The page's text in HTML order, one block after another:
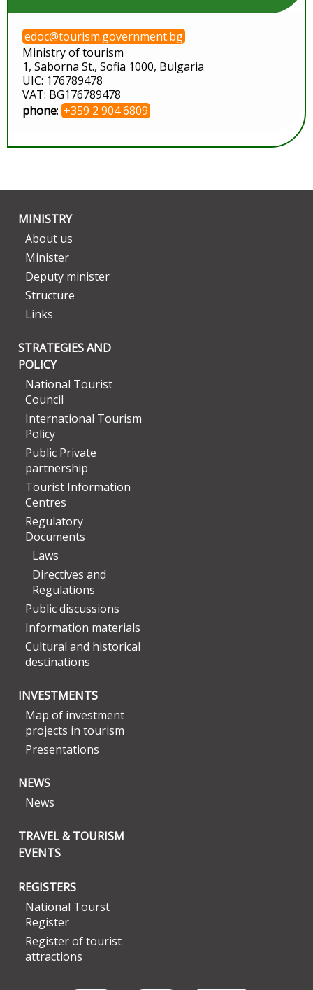
edoc@tourism.government.bg
Ministry of tourism
1, Saborna St., Sofia 1000, Bulgaria
UIC: 176789478
VAT: BG176789478
phone: +359 2 904 6809
MINISTRY
About us
Minister
Deputy minister
Structure
Links
STRATEGIES AND
POLICY
National Tourist
Council
International Tourism
Policy
Public Private
partnership
Tourist Information
Centres
Regulatory
Documents
Laws
Directives and
Regulations
Public discussions
Information materials
Cultural and historical
destinations
INVESTMENTS
Map of investment
projects in tourism
Presentations
NEWS
News
TRAVEL & TOURISM
EVENTS
REGISTERS
National Tourst
Register
Register of tourist
attractions